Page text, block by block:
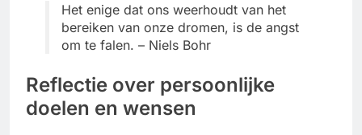
Het enige dat ons weerhoudt van het
bereiken van onze dromen, is de angst
om te falen. – Niels Bohr
Reflectie over persoonlijke
doelen en wensen